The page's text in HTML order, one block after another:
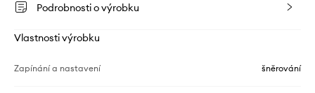
Podrobnosti o výrobku
Vlastnosti výrobku
Zapínání a nastavení šněrování